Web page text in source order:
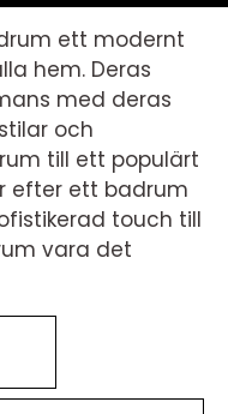
ett modernt
hem. Deras
med deras
och
till ett populärt
efter ett badrum
touch till
vara det